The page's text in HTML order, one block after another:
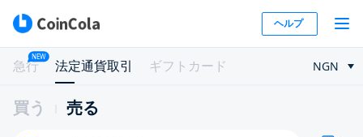
ヘルプ
急行
NEW
法定通貨取引 ギフトカード NGN
買う 売る